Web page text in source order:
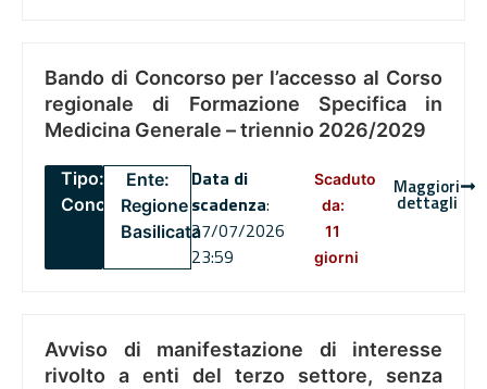
Bando di Concorso per l’accesso al Corso
regionale di Formazione Specifica in
Medicina Generale – triennio 2026/2029
Tipo:
Concorsi
Ente:
Regione
Basilicata
Data di
scadenza:
27/07/2026
23:59
Scaduto
da:
11
giorni
Maggiori
dettagli
Avviso di manifestazione di interesse
rivolto a enti del terzo settore, senza